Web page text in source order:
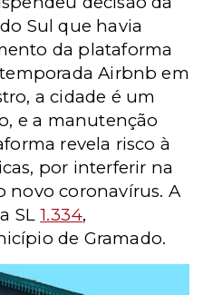
Sul que havia
da plataforma
Airbnb em
a cidade é um
e a manutenção
revela risco à
por interferir na
novo coronavírus. A
SL1.334,
de Gramado.